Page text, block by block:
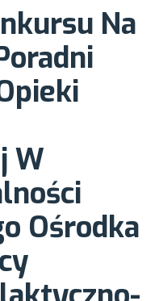
w
na
Na
W
Ośrodka